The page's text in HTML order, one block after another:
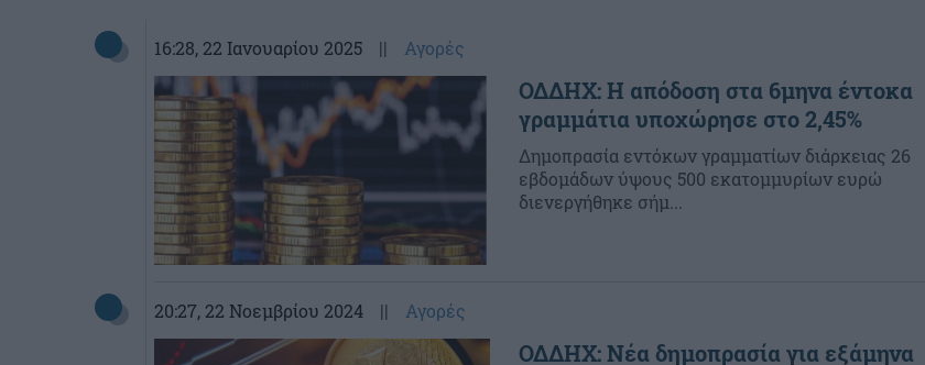
16:28, 22 Ιανουαρίου 2025 || Αγορές
ΟΔΔΗΧ: Η απόδοση στα 6μηνα έντοκα
γραμμάτια υποχώρησε στο 2,45%
Δημοπρασία εντόκων γραμματίων διάρκειας 26
εβδομάδων ύψους 500 εκατομμυρίων ευρώ
διενεργήθηκε σήμ...
20:27, 22 Νοεμβρίου 2024 || Αγορές
ΟΔΔΗΧ: Νέα δημοπρασία για εξάμηνα